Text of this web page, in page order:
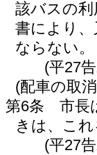
該バスの
書により
ならない。
(平27
(配車の取
第6条
市長
きは、こ
(平27